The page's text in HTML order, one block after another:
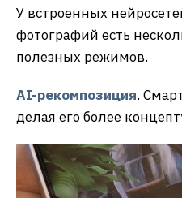
У встроенных
фотографий есть
полезных режимов.
AI-рекомпозиция.
делая его более